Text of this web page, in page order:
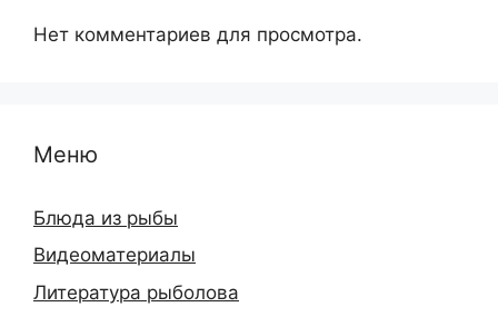
Нет комментариев для просмотра.
Меню
Блюда из рыбы
Видеоматериалы
Литература рыболова